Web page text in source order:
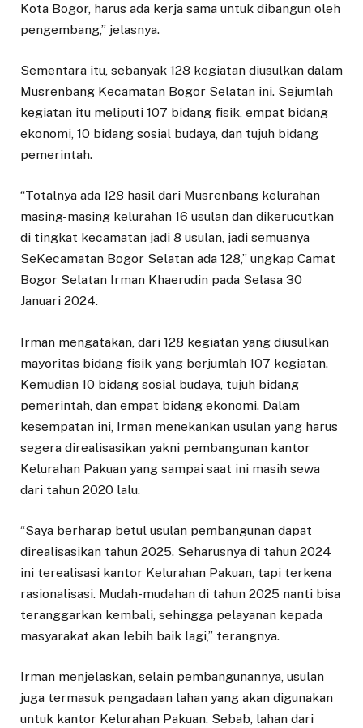
Kota Bogor, harus ada kerja sama untuk dibangun oleh
pengembang,” jelasnya.
Sementara itu, sebanyak 128 kegiatan diusulkan dalam
Musrenbang Kecamatan Bogor Selatan ini. Sejumlah
kegiatan itu meliputi 107 bidang fisik, empat bidang
ekonomi, 10 bidang sosial budaya, dan tujuh bidang
pemerintah.
“Totalnya ada 128 hasil dari Musrenbang kelurahan
masing-masing kelurahan 16 usulan dan dikerucutkan
di tingkat kecamatan jadi 8 usulan, jadi semuanya
SeKecamatan Bogor Selatan ada 128,” ungkap Camat
Bogor Selatan Irman Khaerudin pada Selasa 30
Januari 2024.
Irman mengatakan, dari 128 kegiatan yang diusulkan
mayoritas bidang fisik yang berjumlah 107 kegiatan.
Kemudian 10 bidang sosial budaya, tujuh bidang
pemerintah, dan empat bidang ekonomi. Dalam
kesempatan ini, Irman menekankan usulan yang harus
segera direalisasikan yakni pembangunan kantor
Kelurahan Pakuan yang sampai saat ini masih sewa
dari tahun 2020 lalu.
“Saya berharap betul usulan pembangunan dapat
direalisasikan tahun 2025. Seharusnya di tahun 2024
ini terealisasi kantor Kelurahan Pakuan, tapi terkena
rasionalisasi. Mudah-mudahan di tahun 2025 nanti bisa
teranggarkan kembali, sehingga pelayanan kepada
masyarakat akan lebih baik lagi,” terangnya.
Irman menjelaskan, selain pembangunannya, usulan
juga termasuk pengadaan lahan yang akan digunakan
untuk kantor Kelurahan Pakuan. Sebab, lahan dari